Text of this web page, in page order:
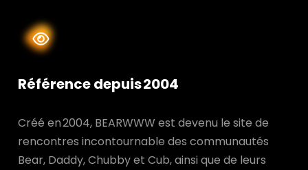
Référence depuis 2004
Créé en 2004, BEARWWW est devenu le site de
rencontres incontournable des communautés
Bear, Daddy, Chubby et Cub, ainsi que de leurs